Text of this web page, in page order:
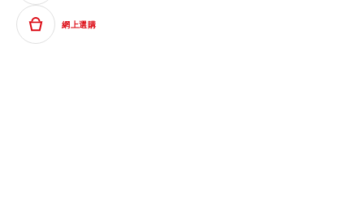
網上選購